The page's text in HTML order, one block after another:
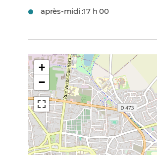
après-midi :17 h 00
+
−